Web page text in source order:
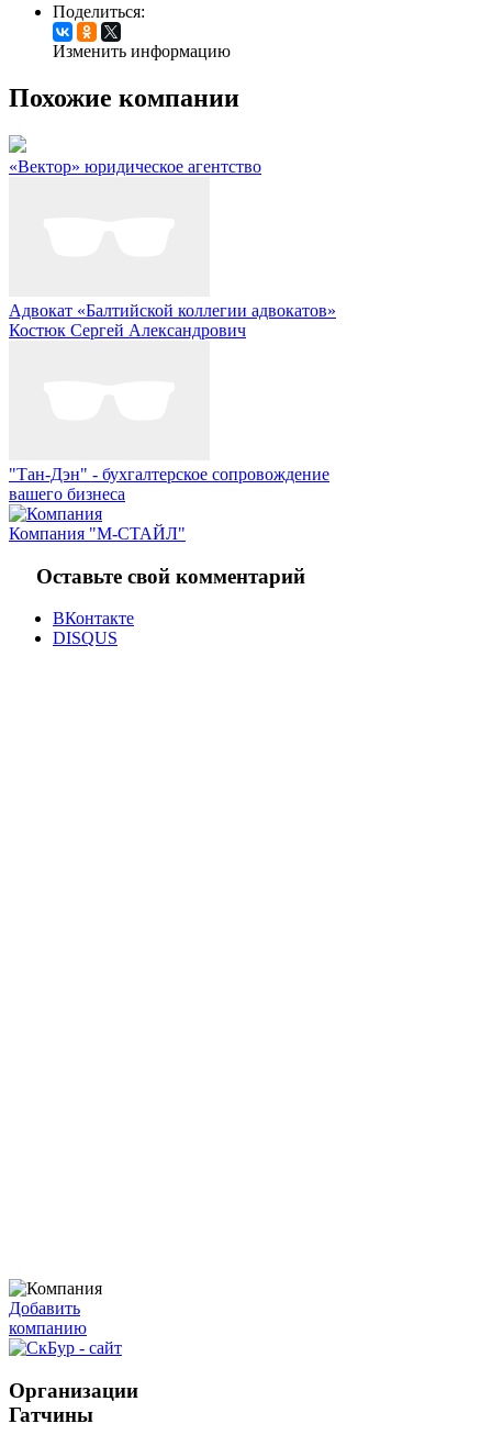
Поделиться:
Изменить информацию
Похожие компании
«Вектор» юридическое агентство
Адвокат «Балтийской коллегии адвокатов»
Костюк Сергей Александрович
"Тан-Дэн" - бухгалтерское сопровождение
вашего бизнеса
Компания "М-СТАЙЛ"
Оставьте свой комментарий
ВКонтакте
DISQUS
Добавить
компанию
Организации
Гатчины